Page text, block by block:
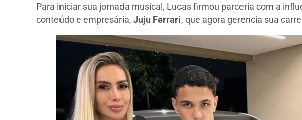
Para iniciar sua jornada musical, Lucas firmou parceria com a
conteúdo e empresária, Juju Ferrari, que agora gerencia sua